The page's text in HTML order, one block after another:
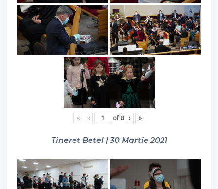
« ‹ of 8 › »
Tineret Betel | 30 Martie 2021